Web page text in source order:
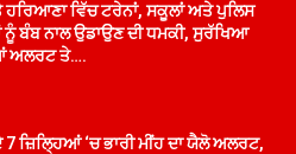
ਹਰਿਆਣਾ ਵਿੱਚ ਟਰੇਨਾਂ, ਸਕੂਲਾਂ ਅਤੇ ਪੁਲਿਸ
ਨੂੰ ਬੰਬ ਨਾਲ ਉਡਾਉਣ ਦੀ ਧਮਕੀ, ਸੁਰੱਖਿਆ
ਅਲਰਟ ਤੇ….
7 ਜ਼ਿਲ੍ਹਿਆਂ ‘ਚ ਭਾਰੀ ਮੀਂਹ ਦਾ ਯੈਲੋ ਅਲਰਟ,